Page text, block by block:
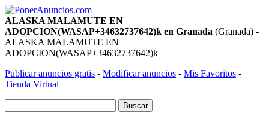
ALASKA MALAMUTE EN
ADOPCION(WASAP+34632737642)k en Granada (Granada) -
ALASKA MALAMUTE EN
ADOPCION(WASAP+34632737642)k
Publicar anuncios gratis - Modificar anuncios - Mis Favoritos -
Tienda Virtual